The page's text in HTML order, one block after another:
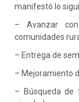
manifestó lo
– Avanzar
comunidades
– Entrega de
– Mejoramiento
– Búsqueda de